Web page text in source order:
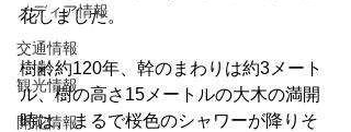
メディア情報
交通情報
観光情報
開花情報
花しました。
樹齢約120年、幹のまわりは約3メート
ル、樹の高さ15メートルの大木の満開
時は、まるで桜色のシャワーが降りそ